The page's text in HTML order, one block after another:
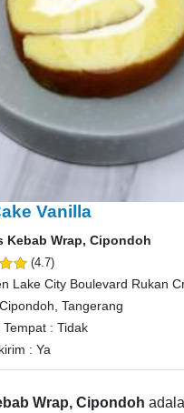
Vanilla
Kebab Wrap, Cipondoh
(4.7)
Lake City Boulevard Rukan
Tangerang
Tempat : Tidak
: Ya
Wrap, Cipondoh